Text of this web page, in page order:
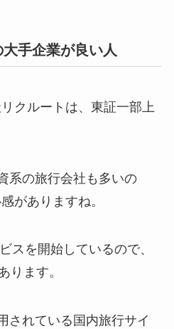
手企業が良い人
クルートは、東証一部上
系の旅行会社も多いの
がありますね。
スを開始しているので、
ります。
されている国内旅行サイ